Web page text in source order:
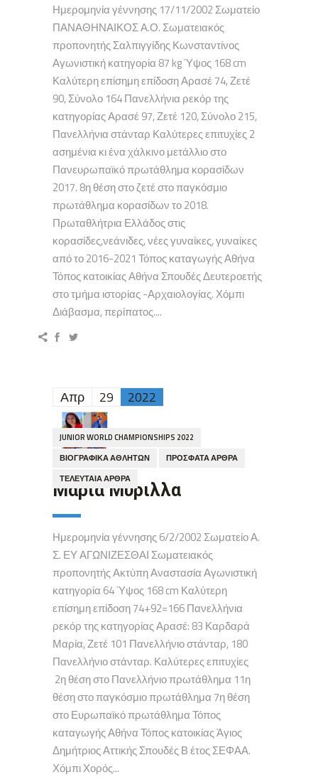
Ημερομηνία γέννησης 17/11/2002 Σωματείο
ΠΑΝΑΘΗΝΑΙΚΟΣ Α.Ο. Σωματειακός
προπονητής Σαλπιγγίδης Κωνσταντίνος
Αγωνιστική κατηγορία 87 kg Ύψος 168 cm
Καλύτερη επίσημη επίδοση Αρασέ 74, Ζετέ
90, Σύνολο 164 Πανελλήνια ρεκόρ της
κατηγορίας Αρασέ 97, Ζετέ 120, Σύνολο 215,
Πανελλήνια στάνταρ Καλύτερες επιτυχίες 2
ασημένια κι ένα χάλκινο μετάλλιο στο
Πανευρωπαϊκό πρωτάθλημα κορασίδων
2017. 8η θέση στο ζετέ στο παγκόσμιο
πρωτάθλημα κορασίδων το 2018.
Πρωταθλήτρια Ελλάδος στις
κορασίδες,νεάνιδες, νέες γυναίκες, γυναίκες
από το 2016-2021 Τόπος καταγωγής Αθήνα
Τόπος κατοικίας Αθήνα Σπουδές Δευτεροετής
στο τμήμα ιστορίας -Αρχαιολογίας. Χόμπι
Διάβασμα, περίπατος....
Απρ 29 2022
JUNIOR WORLD CHAMPIONSHIPS 2022
ΒΙΟΓΡΑΦΙΚΆ ΑΘΛΗΤΏΝ
ΠΡΌΣΦΑΤΑ ΆΡΘΡΑ
ΤΕΛΕΥΤΑΊΑ ΆΡΘΡΑ
Μαρία Μυριλλα
Ημερομηνία γέννησης 6/2/2002 Σωματείο Α.
Σ. ΕΥ ΑΓΩΝΙΖΕΣΘΑΙ Σωματειακός
προπονητής Ακτύπη Αναστασία Αγωνιστική
κατηγορία 64 Ύψος 168 cm Καλύτερη
επίσημη επίδοση 74+92=166 Πανελλήνια
ρεκόρ της κατηγορίας Αρασέ: 83 Καρδαρά
Μαρία, Ζετέ 101 Πανελλήνιο στάνταρ, 180
Πανελλήνιο στάνταρ. Καλύτερες επιτυχίες
2η θέση στο Πανελλήνιο πρωτάθλημα 11η
θέση στο παγκόσμιο πρωτάθλημα 7η θέση
στο Ευρωπαϊκό πρωτάθλημα Τόπος
καταγωγής Αθήνα Τόπος κατοικίας Άγιος
Δημήτριος Αττικής Σπουδές Β έτος ΣΕΦΑΑ.
Χόμπι Χορός...